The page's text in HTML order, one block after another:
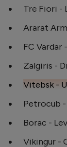
Tre Fiori -
Ararat
FC Vardar
Zalgiris -
Vitebsk -
Petrocub
Borac -
Vikingur -